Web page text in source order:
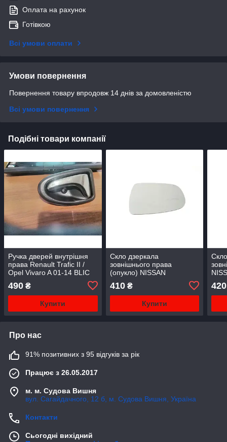
Оплата на рахунок
Готівкою
Всі умови оплати
Умови повернення
Повернення товару впродовж 14 днів за домовленістю
Всі умови повернення
Подібні товари компанії
Ручка дверей внутрішня
права Renault Trafic II /
Opel Vivaro A 01-14 BLIC
490 ₴
Купити
Скло дзеркала
зовнішнього права
(опукло) NISSAN
VIVARO; RENAULT
TRAFIC II 03.01-01.07
410₴
Купити
420
Про нас
91% позитивних з 95 відгуків за рік
Працює з 26.05.2017
м. м. Судова Вишня
вул. Сагайдачного, 12 б, м. Судова Вишня, Україна
Контакти
Сьогодні вихідний